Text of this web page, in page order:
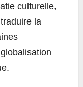
culturelle,
la